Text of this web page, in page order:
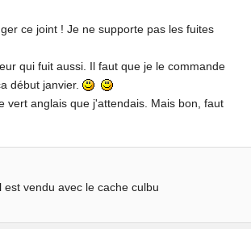
ce joint ! Je ne supporte pas les fuites
qui fuit aussi. Il faut que je le commande
début janvier.
vert anglais que j'attendais. Mais bon, faut
vendu avec le cache culbu